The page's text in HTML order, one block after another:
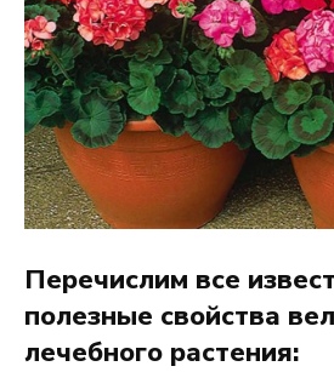
Перечислим все
полезные свойства
лечебного растения: